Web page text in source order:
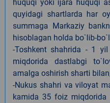
huquqi yoki ijara huquqi
quyidagi shartlarda har
summaga Markaziy
hisoblagan holda bo`lib-
-Toshkent shahrida - 1
miqdorida dastlabgi
amalga oshirish sharti
-Nukus shahri va viloyat
kamida 35 foiz